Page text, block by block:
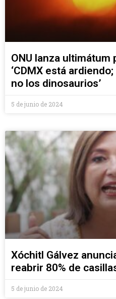
ONU lanza ultimátum
‘CDMX está
no los dinosaurios’
5 de junio de 2024
Xóchitl Gálvez
reabrir 80% de
5 de junio de 2024